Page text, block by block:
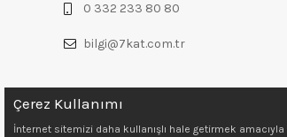
0 332 233 80 80
bilgi@7kat.com.tr
Çerez Kullanımı
İnternet sitemizi daha kullanışlı hale getirmek